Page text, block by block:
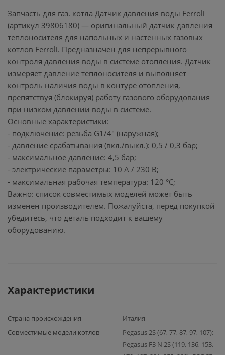
Запчасть для газ. котла Датчик давления воды Ferroli
(артикул 39806180) — оригинальный датчик давления
теплоносителя для напольных и настенных газовых
котлов Ferroli. Предназначен для непрерывного
контроля давления воды в системе отопления. Датчик
измеряет давление теплоносителя и выполняет
контроль наличия воды в контуре отопления,
препятствуя (блокируя) работу газового оборудования
при низком давлении воды в системе.
Основные характеристики:
- подключение: резьба G1/4" (наружная);
- давление срабатывания (вкл./выкл.): 0,5 / 0,3 бар;
- максимальное давление: 4,5 бар;
- электрические параметры: 10 А / 230 В;
- максимальная рабочая температура: 120 °C;
Важно: список совместимых моделей может быть
изменен производителем. Пожалуйста, перед покупкой
убедитесь, что деталь подходит к вашему
оборудованию.
Характеристики
Страна происхождения
Италия
Совместимые модели котлов
Pegasus 2S (67, 77, 87, 97, 107);
Pegasus F3 N 2S (119, 136, 153,